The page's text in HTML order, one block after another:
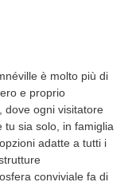
è molto più di
e proprio
dove ogni visitatore
tu sia solo, in famiglia
adatte a tutti i
conviviale fa di